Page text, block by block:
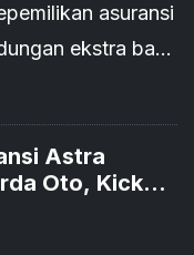
asuransi
ekstra bagi
Astra
Oto, Kick
'F16HT for